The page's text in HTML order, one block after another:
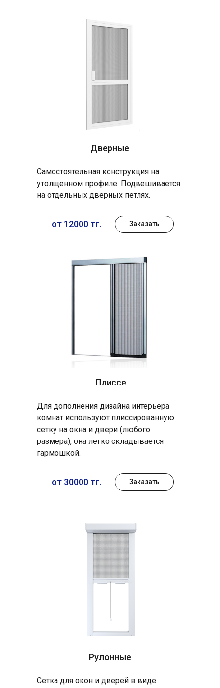
Дверные
Плиссе
Самостоятельная конструкция на
утолщенном профиле. Подвешивается
на отдельных дверных петлях.
Для дополнения дизайна интерьера
комнат используют плиссированную
сетку на окна и двери (любого
размера), она легко складывается
гармошкой.
от 12000 тг.
от 30000 тг.
Заказать
Заказать
Рулонные
Сетка для окон и дверей в виде